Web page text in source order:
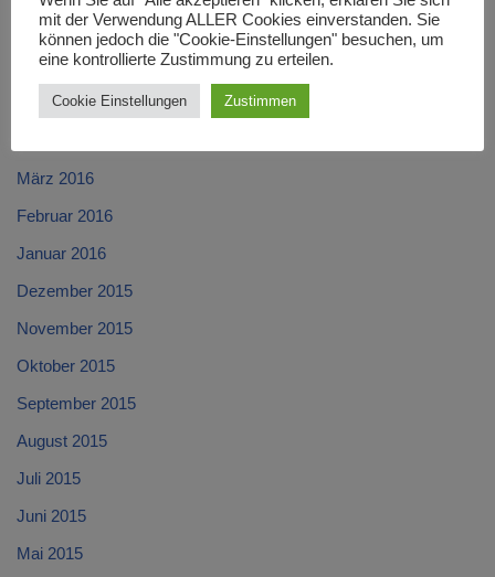
Juli 2016
Juni 2016
Mai 2016
März 2016
Februar 2016
Januar 2016
Dezember 2015
November 2015
Oktober 2015
September 2015
August 2015
Juli 2015
Juni 2015
Mai 2015
mit der Verwendung ALLER Cookies einverstanden. Sie
können jedoch die "Cookie-Einstellungen" besuchen, um
eine kontrollierte Zustimmung zu erteilen.
Cookie Einstellungen Zustimmen